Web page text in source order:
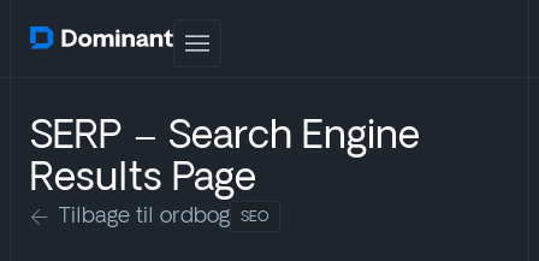
SERP – Search Engine
Results Page
Tilbage til ordbog SEO